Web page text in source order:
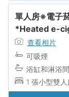
單人房※電子
*Heated e-
查看相片
可吸煙
浴缸和淋浴間
1 張小型雙人